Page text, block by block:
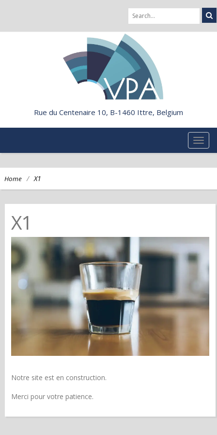
Rue du Centenaire 10, B-1460 Ittre, Belgium
Home / X1
X1
Notre site est en construction.
Merci pour votre patience.